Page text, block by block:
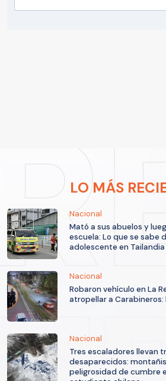
LO MÁS
Nacional
Mató a sus abuelos y
escuela: Lo que se sabe
adolescente en Tailandia
Nacional
Robaron vehículo en La
atropellar a
Nacional
Tres escaladores llevan
desaparecidos:
peligrosidad de cumbre